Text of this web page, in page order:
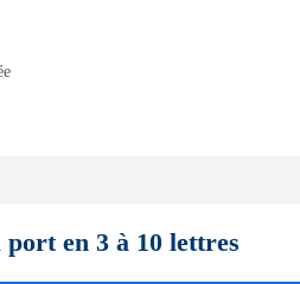
port en 3 à 10 lettres